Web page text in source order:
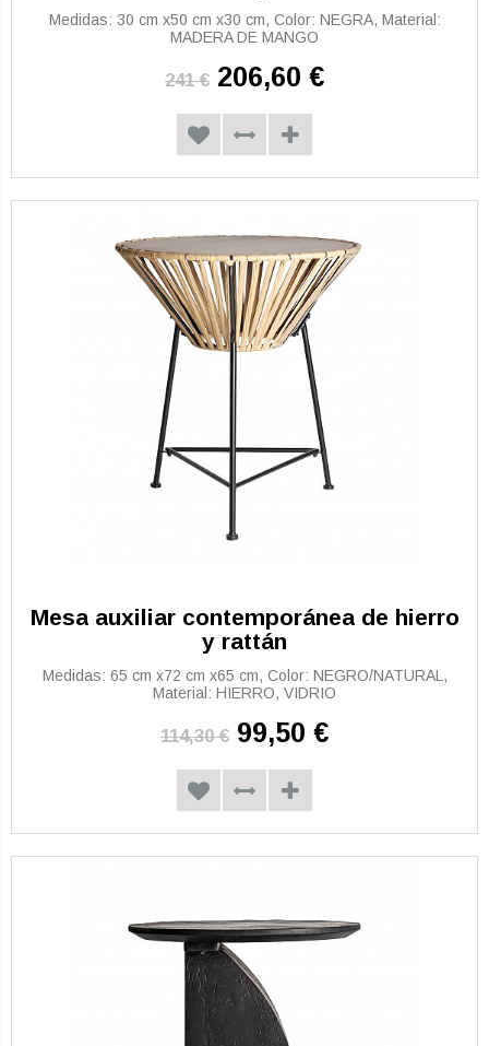
Medidas: 30 cm x50 cm x30 cm, Color: NEGRA, Material:
MADERA DE MANGO
241 € 206,60 €
Mesa auxiliar contemporánea de hierro
y rattán
Medidas: 65 cm x72 cm x65 cm, Color: NEGRO/NATURAL,
Material: HIERRO, VIDRIO
114,30 € 99,50 €